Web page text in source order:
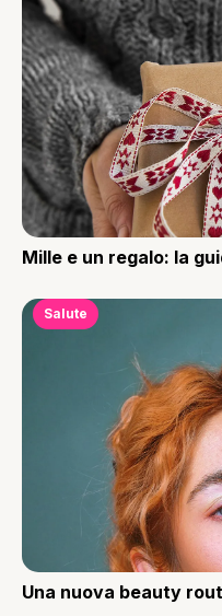
Mille e un regalo: la
Salute
Una nuova beauty